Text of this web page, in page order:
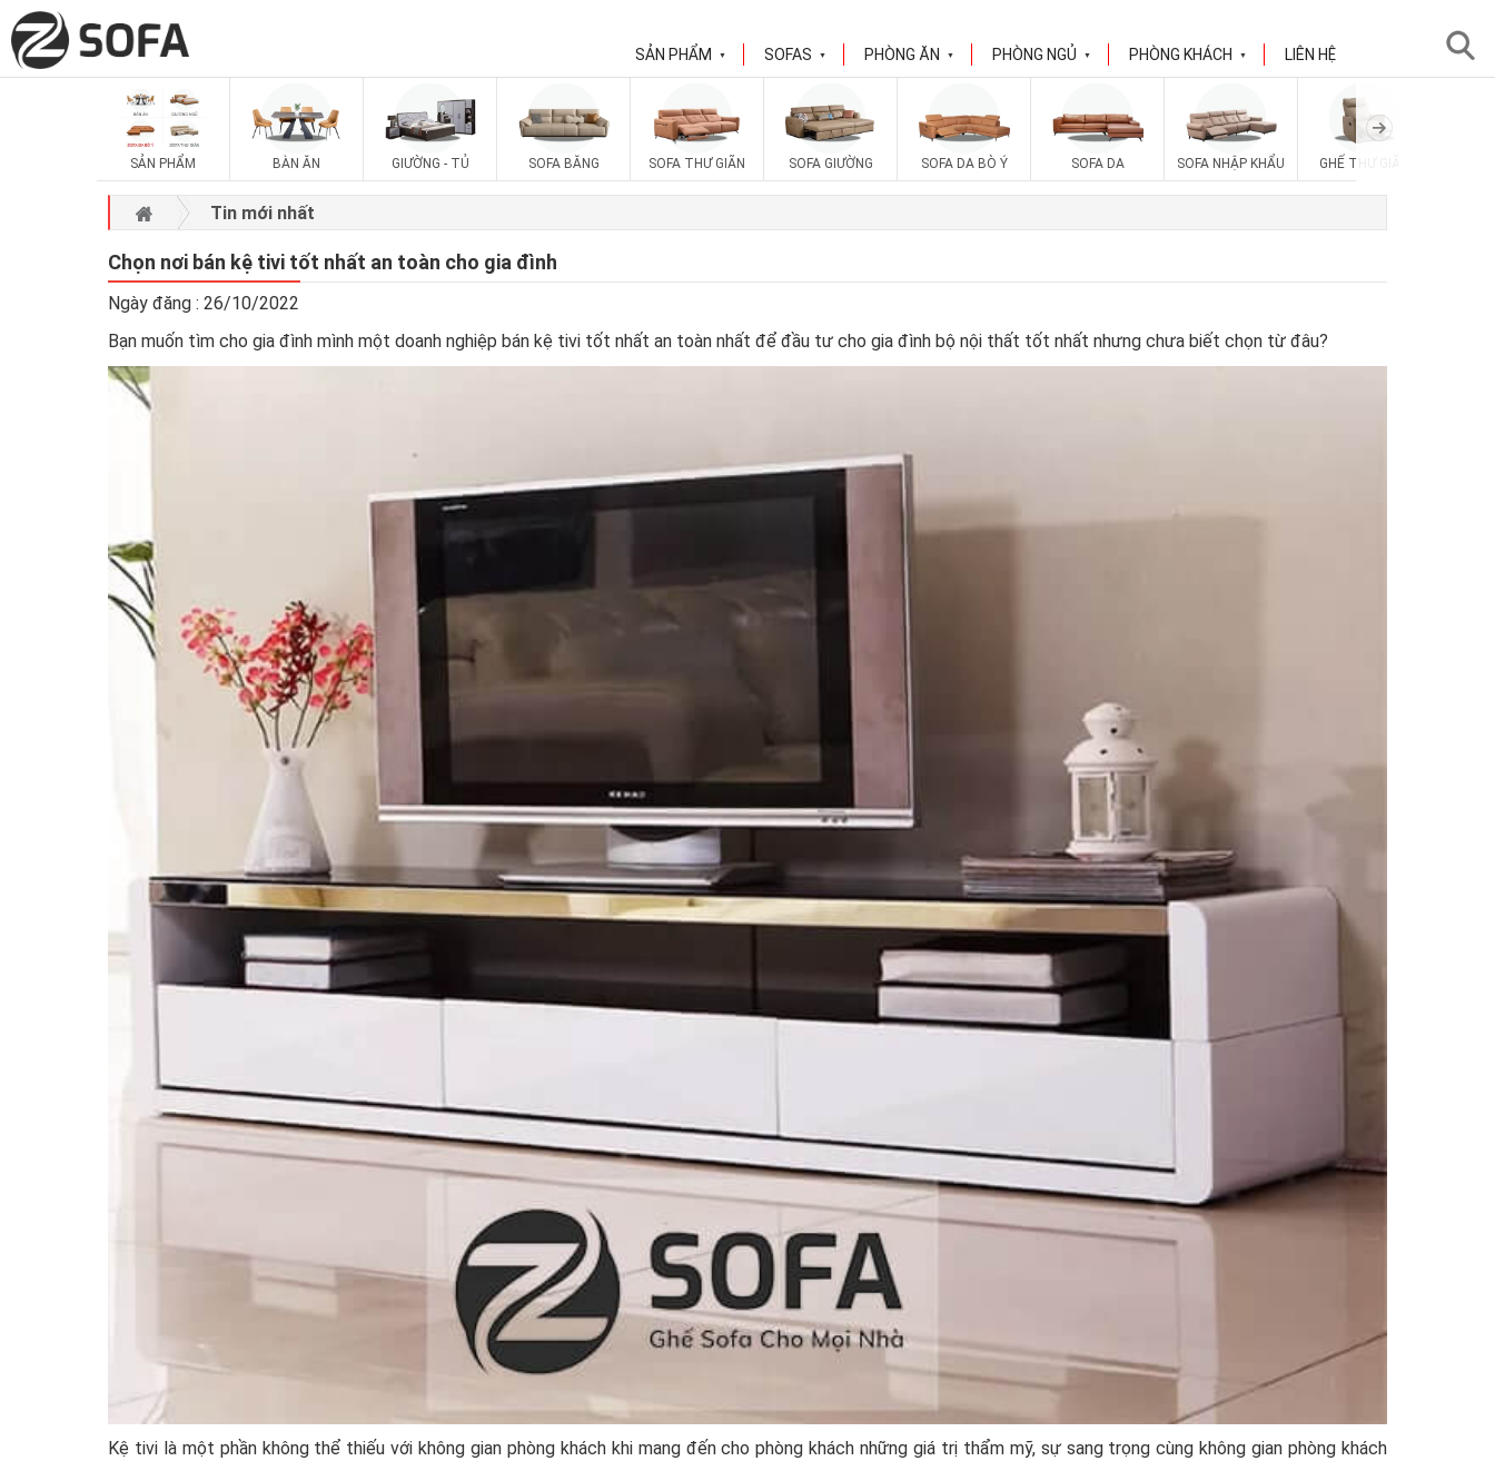
SẢN PHẨM ▼ SOFAS ▼ PHÒNG ĂN ▼ PHÒNG NGỦ ▼ PHÒNG KHÁCH ▼ LIÊN HỆ
SẢN PHẨM BÀN ĂN GIƯỜNG - TỦ SOFA BĂNG SOFA THƯ GIÃN SOFA GIƯỜNG SOFA DA BÒ Ý SOFA DA SOFA NHẬP KHẨU GHẾ THƯ GIÃN
Tin mới nhất
Chọn nơi bán kệ tivi tốt nhất an toàn cho gia đình
Ngày đăng : 26/10/2022
Bạn muốn tìm cho gia đình mình một doanh nghiệp bán kệ tivi tốt nhất an toàn nhất để đầu tư cho gia đình bộ nội thất tốt nhất nhưng chưa biết chọn từ đâu?
Kệ tivi là một phần không thể thiếu với không gian phòng khách khi mang đến cho phòng khách những giá trị thẩm mỹ, sự sang trọng cùng không gian phòng khách